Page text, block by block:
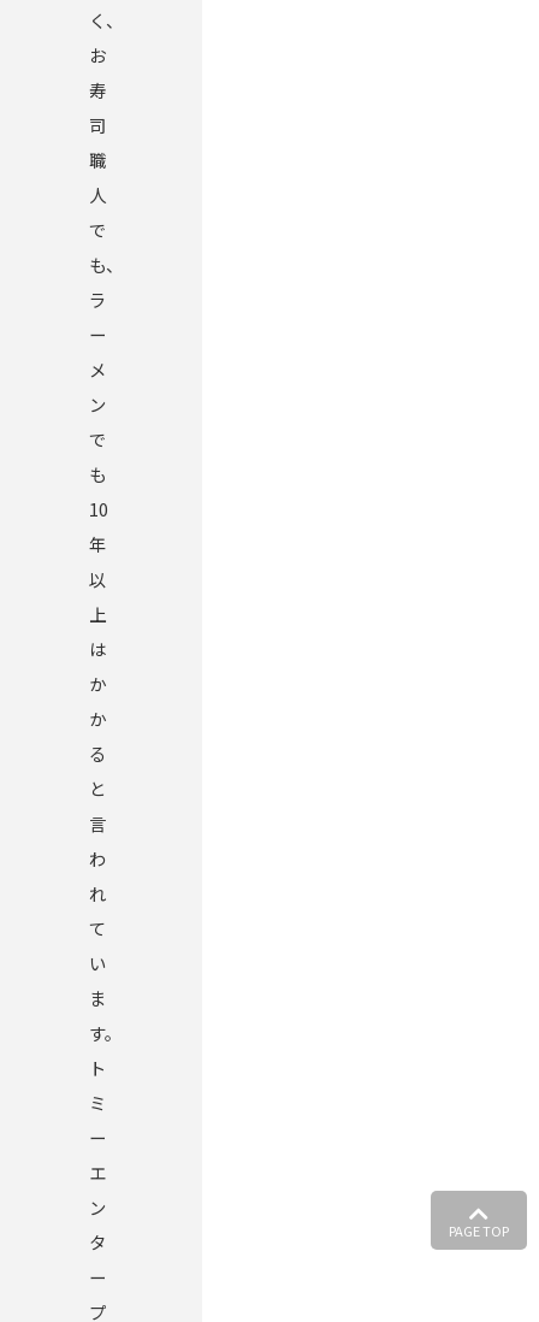
く、
お
寿
司
職
人
で
も、
ラ
ー
メ
ン
で
も
10
年
以
上
は
か
か
る
と
言
わ
れ
て
い
ま
す。
ト
ミ
ー
エ
ン
タ
ー
プ
PAGE TOP